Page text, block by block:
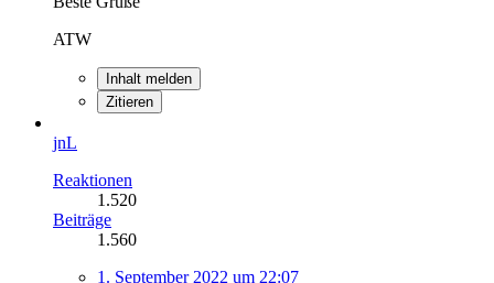
ATW
Inhalt melden
Zitieren
jnL
Reaktionen
1.520
Beiträge
1.560
1. September 2022 um 22:07